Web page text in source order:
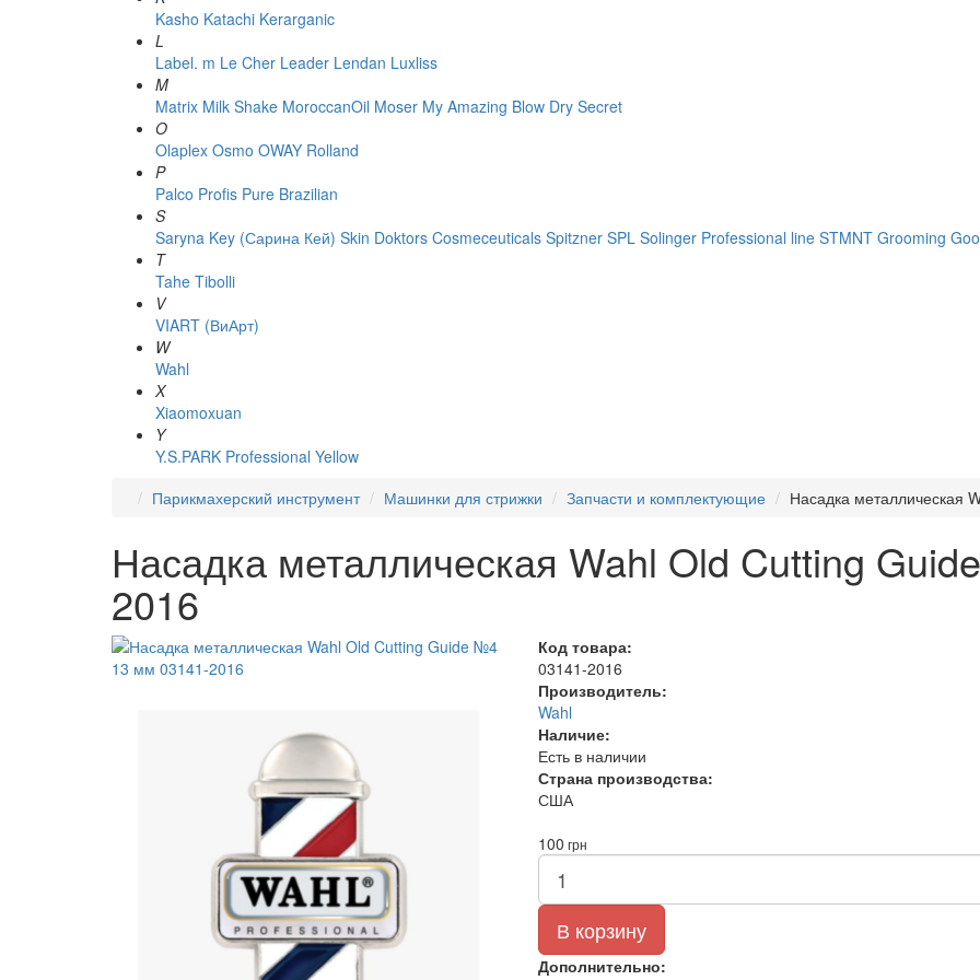
Kasho Katachi Kerarganic
L
Label. m Le Cher Leader Lendan Luxliss
M
Matrix Milk Shake MoroccanOil Moser My Amazing Blow Dry Secret
O
Olaplex Osmo OWAY Rolland
P
Palco Profis Pure Brazilian
S
Saryna Key (Сарина Кей) Skin Doktors Cosmeceuticals Spitzner SPL Solinger Professional line STMNT Grooming
T
Tahe Tibolli
V
VIART (ВиАрт)
W
Wahl
X
Xiaomoxuan
Y
Y.S.PARK Professional Yellow
Парикмахерский инструмент
Машинки для стрижки Запчасти и комплектующие Насадка металлическая
Насадка металлическая Wahl Old Cutting
2016
Код товара:
03141-2016
Производитель:
Wahl
Наличие:
Есть в наличии
Страна производства:
США
100 грн
В корзину
Дополнительно: